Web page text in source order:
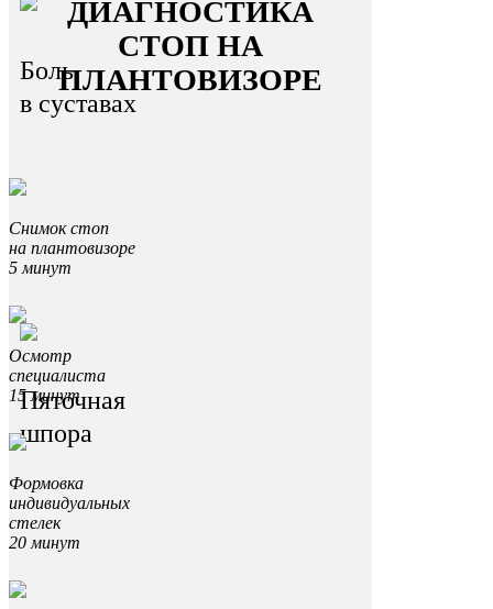
Боль
в суставах
Пяточная
шпора
ДИАГНОСТИКА
СТОП НА
ПЛАНТОВИЗОРЕ
Снимок стоп
на плантовизоре
5 минут
Осмотр
специалиста
15 минут
Формовка
индивидуальных
стелек
20 минут